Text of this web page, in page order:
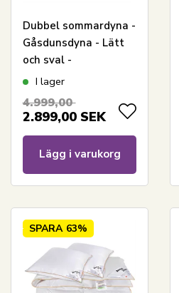
Dubbel sommardyna -
Gåsdunsdyna - Lätt
och sval -
Allergivänlig -
Living
I lager
4.999,00
2.899,00 SEK
Lägg i varukorg
SPARA 63%